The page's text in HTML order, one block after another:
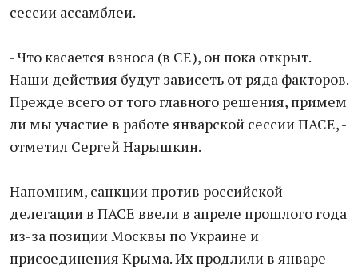
сессии ассамблеи.
- Что касается взноса (в СЕ), он пока открыт.
Наши действия будут зависеть от ряда факторов.
Прежде всего от того главного решения, примем
ли мы участие в работе январской сессии ПАСЕ, -
отметил Сергей Нарышкин.
Напомним, санкции против российской
делегации в ПАСЕ ввели в апреле прошлого года
из-за позиции Москвы по Украине и
присоединения Крыма. Их продлили в январе